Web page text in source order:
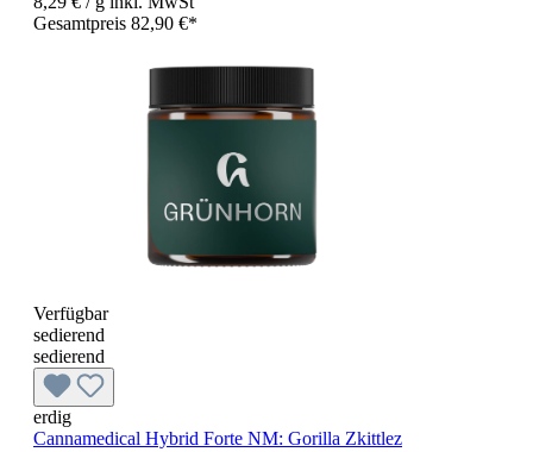
Gesamtpreis 82,90 €*
Verfügbar
sedierend
sedierend
erdig
Cannamedical Hybrid Forte NM: Gorilla Zkittlez